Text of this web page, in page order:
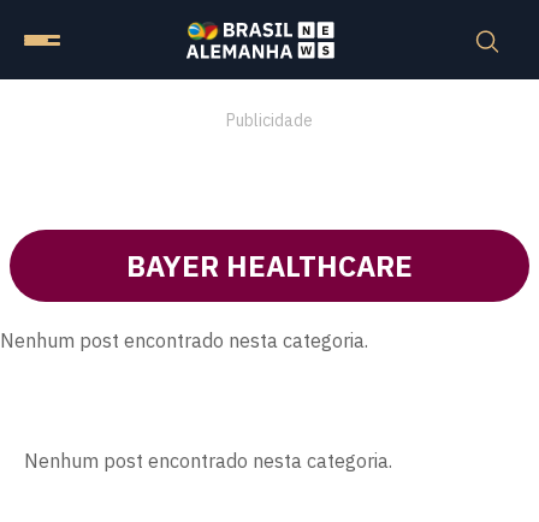
Publicidade
BAYER HEALTHCARE
Nenhum post encontrado nesta categoria.
Nenhum post encontrado nesta categoria.